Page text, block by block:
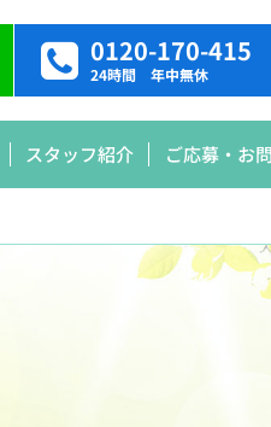
0120-170-415
24時間 年中無休
スタッフ紹介 ご応募・お